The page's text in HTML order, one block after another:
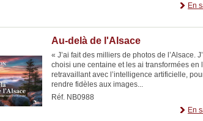
En
Au-delà de l'Alsace
« J’ai fait des milliers de photos de l’Alsace.
choisi une centaine et les ai transformées en
retravaillant avec l’intelligence artificielle,
rendre fidèles aux images...
Réf. NB0988
En